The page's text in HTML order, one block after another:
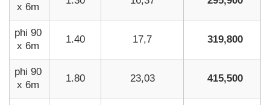
x 6m
phi 90
x 6m
1.40 17,7 319,800
phi 90
x 6m
1.80 23,03 415,500